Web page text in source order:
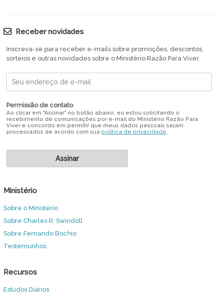
Receber novidades
Inscreva-se para receber e-mails sobre promoções, descontos,
sorteios e outras novidades sobre o Ministério Razão Para Viver.
Permissão de contato
Ao clicar em "Assinar" no botão abaixo, eu estou solicitando o
recebimento de comunicações por e-mail do Ministério Razão Para
Viver e concordo em permitir que meus dados pessoais sejam
processados de acordo com sua política de privacidade.
Ministério
Sobre o Ministério
Sobre Charles R. Swindoll
Sobre Fernando Bochio
Testemunhos
Recursos
Estudos Diários